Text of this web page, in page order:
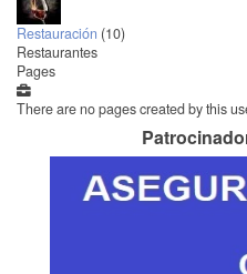
Restauración (10)
Restaurantes
Pages
There are no pages created by this